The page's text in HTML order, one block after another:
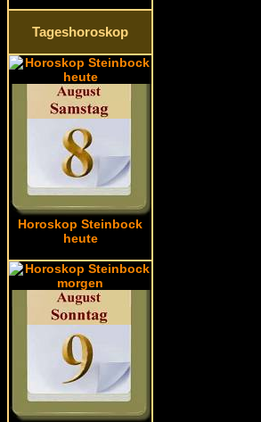
Tageshoroskop
Horoskop Steinbock
heute